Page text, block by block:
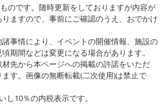
のです。随時更新をしておりますが内容が
ますので、事前にご確認のうえ、おでかけ
事情により、イベントの開催情報、施設の
期間などは変更になる場合があります。
先から本ページへの掲載の許諾をいただ
す。画像の無断転載(二次使用)は禁止で
10％の内税表示です。